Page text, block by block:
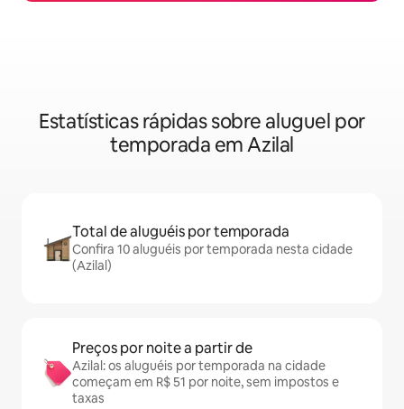
Estatísticas rápidas sobre aluguel por
temporada em Azilal
Total de aluguéis por temporada
Confira 10 aluguéis por temporada nesta cidade
(Azilal)
Preços por noite a partir de
Azilal: os aluguéis por temporada na cidade
começam em R$ 51 por noite, sem impostos e
taxas